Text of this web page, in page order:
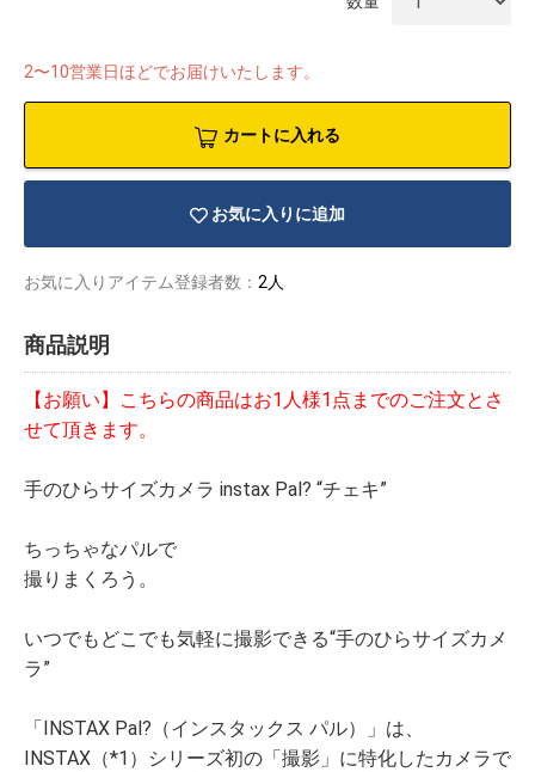
2〜10営業日ほどでお届けいたします。
カートに入れる
お気に入りに追加
お気に入りアイテム登録者数： 2人
商品説明
【お願い】こちらの商品はお1人様1点までのご注文とさ
せて頂きます。
手のひらサイズカメラ instax Pal? “チェキ”
ちっちゃなパルで
撮りまくろう。
いつでもどこでも気軽に撮影できる“手のひらサイズカメ
ラ”
「INSTAX Pal?（インスタックス パル）」は、
INSTAX（*1）シリーズ初の「撮影」に特化したカメラで
イラストレ
ーター
アダルトグ
ッズ